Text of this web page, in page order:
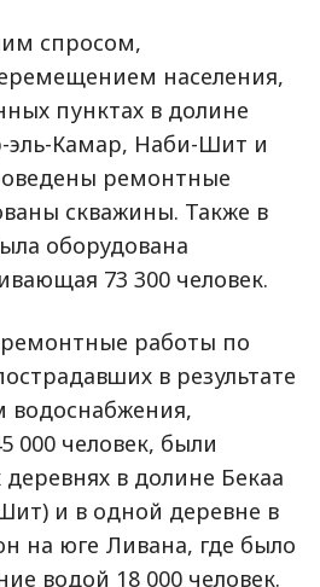
спросом,
населения,
пунктах в долине
эль-Камар, Наби-Шит и
ремонтные
скважины. Также в
оборудована
73 300 человек.
работы по
в результате
водоснабжения,
000 человек, были
в долине Бекаа
и в одной деревне в
на юге Ливана, где было
водой 18 000 человек.